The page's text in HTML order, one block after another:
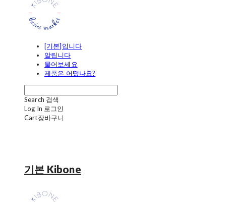
[기본]입니다
알립니다
물어보세요
제품은 어땠나요?
Search 검색
Log In 로그인
Cart장바구니
기본 Kibone